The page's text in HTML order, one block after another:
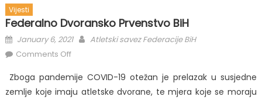
Vijesti
Federalno Dvoransko Prvenstvo BiH
Posted
on
January 6, 2021 Author
Atletski savez Federacije BiH
Comments Offon
dvoransko
prvenstvo
Zboga pandemije COVID-19 otežan je prelazak u susjedne
zemlje koje imaju atletske dvorane, te mjera koje se moraju